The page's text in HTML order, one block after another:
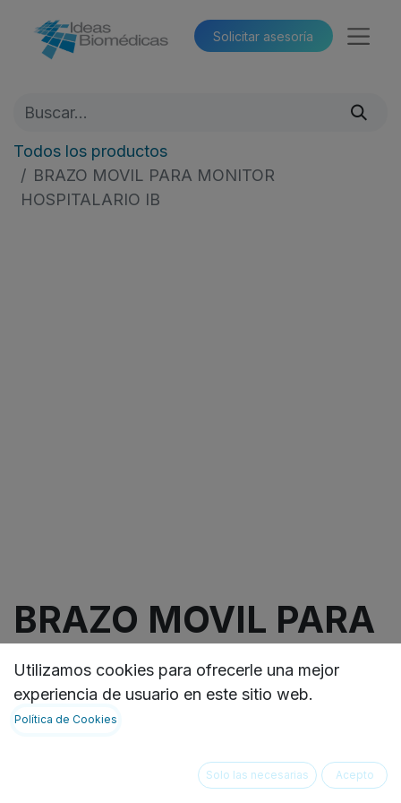
Solicitar asesoría​​
Todos los productos
BRAZO MOVIL PARA MONITOR
HOSPITALARIO IB
BRAZO MOVIL PARA
MONITOR
HOSPITALARIO IB
funcionalidad y ﬂexibilidad de movimientos,
Utilizamos cookies para ofrecerle una mejor
experiencia de usuario en este sitio web.
Política de Cookies
Solo las necesarias Acepto